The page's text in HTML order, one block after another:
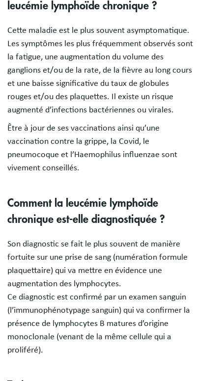
leucémie lymphoïde chronique ?
Cette maladie est le plus souvent asymptomatique.
Les symptômes les plus fréquemment observés sont
la fatigue, une augmentation du volume des
ganglions et/ou de la rate, de la fièvre au long cours
et une baisse significative du taux de globules
rouges et/ou des plaquettes. Il existe un risque
augmenté d’infections bactériennes ou virales.
Être à jour de ses vaccinations ainsi qu’une
vaccination contre la grippe, la Covid, le
pneumocoque et l’Haemophilus influenzae sont
vivement conseillés.
Comment la leucémie lymphoïde
chronique est-elle diagnostiquée ?
Son diagnostic se fait le plus souvent de manière
fortuite sur une prise de sang (numération formule
plaquettaire) qui va mettre en évidence une
augmentation des lymphocytes.
Ce diagnostic est confirmé par un examen sanguin
(l’immunophénotypage sanguin) qui va confirmer la
présence de lymphocytes B matures d’origine
monoclonale (venant de la même cellule qui a
proliféré).